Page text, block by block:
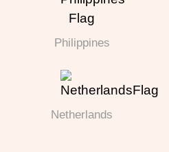
Philippines
Netherlands